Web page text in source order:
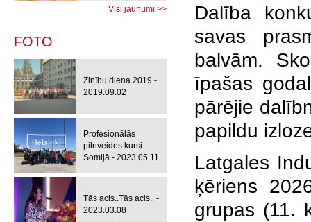
Visi jaunumi >>
FOTO
Zinību diena 2019 -
2019.09.02
Profesionālās
pilnveides kursi
Somijā - 2023.05.11
Tās acis..Tās acis.. -
2023.03.08
Dalība
savas
balvām.
īpašas
pārējie
papildu
Latgales
ķēriens
grupas (11.